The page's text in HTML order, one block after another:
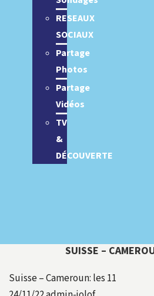
RESEAUX
SOCIAUX
Partage
Photos
Partage
Vidéos
TV
&
DÉCOUVERTE
SUISSE –
Suisse – Cameroun: les 11